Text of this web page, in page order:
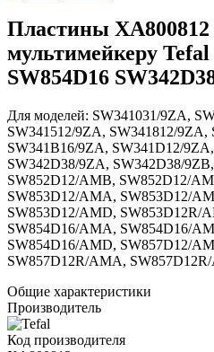
Пластины
мультимейкеру Tefal
SW854D16
Для моделей: SW341031/9ZA,
SW341512/9ZA, SW341812/9ZA,
SW341B16/9ZA, SW341D12/
SW342D38/9ZA, SW342D38/
SW852D12/AMB, SW852D12/
SW853D12/AMA, SW853D12/
SW853D12/AMD, SW853D12R/
SW854D16/AMA, SW854D16/
SW854D16/AMD, SW857D12/
SW857D12R/AMA,
Общие характеристики
Производитель
Код производителя